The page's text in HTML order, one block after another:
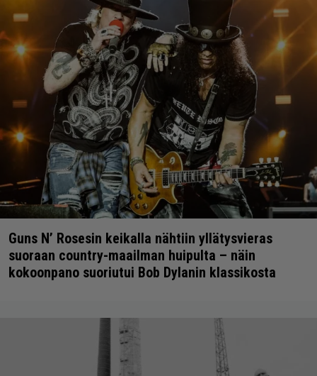
Guns N’ Rosesin keikalla nähtiin yllätysvieras
suoraan country-maailman huipulta – näin
kokoonpano suoriutui Bob Dylanin klassikosta